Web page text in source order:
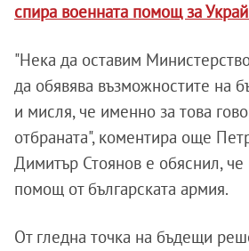
спира военната помощ за
"Нека да оставим
да обявява възможностите на
и мисля, че именно за това
отбраната", коментира още
Димитър Стоянов е обяснил, че
помощ от българската армия.
От гледна точка на бъдещи